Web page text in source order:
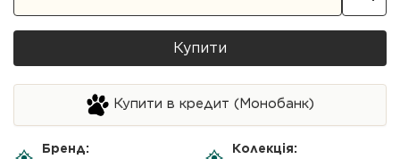
Купити
Купити в кредит (Монобанк)
Бренд:
Колекція: